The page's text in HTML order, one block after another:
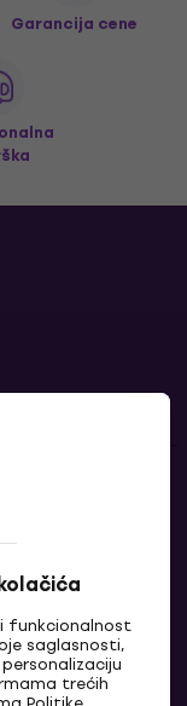
funkcionalnost
saglasnosti,
trećih
Garancija cene